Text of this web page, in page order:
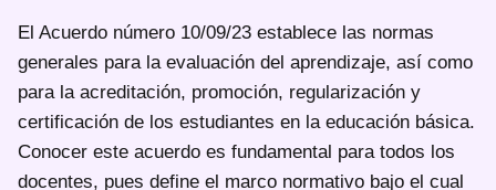
El Acuerdo número 10/09/23 establece las normas
generales para la evaluación del aprendizaje, así como
para la acreditación, promoción, regularización y
certificación de los estudiantes en la educación básica.
Conocer este acuerdo es fundamental para todos los
docentes, pues define el marco normativo bajo el cual